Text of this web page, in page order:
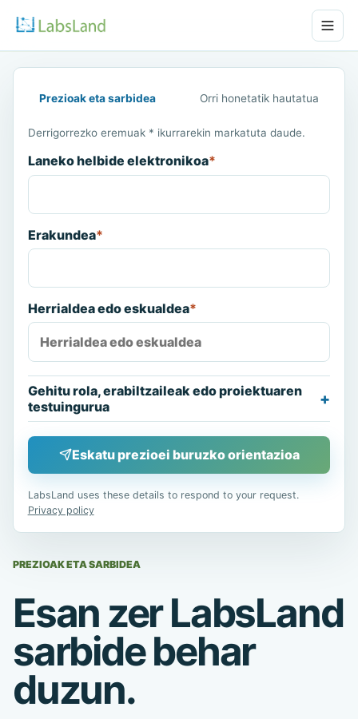
PREZIOAK ETA SARBIDEA
Esan zer LabsLand
sarbide behar
duzun.
Prezioak eta sarbidea Orri honetatik hautatua
Derrigorrezko eremuak * ikurrarekin markatuta daude.
Laneko helbide elektronikoa*
Erakundea*
Herrialdea edo eskualdea*
Gehitu rola, erabiltzaileak edo proiektuaren
testuingurua
Eskatu prezioei buruzko orientazioa
LabsLand uses these details to respond to your request.
Privacy policy